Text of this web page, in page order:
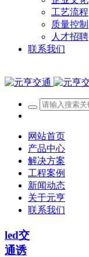
工艺流程
质量控制
人才招聘
联系我们
网站首页
产品中心
解决方案
工程案例
新闻动态
关于元亨
联系我们
led交
通诱